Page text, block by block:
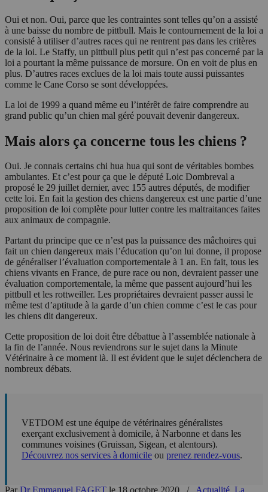
Oui et non. Oui, parce que les contraintes sont telles qu’on a assisté
à une baisse du nombre de pittbull. Mais le contournement de la loi a
consisté à utiliser d’autres races qui ne rentrent pas dans les critères
de la loi. Le Staffy, un pittbull plus petit qui n’est pas concerné par la
loi a pourtant la même puissance de morsure. On en voit de plus en
plus. D’autres races exclues de la loi mais toute aussi puissantes
comme le Cane Corso se sont développées.
La loi de 1999 a quand même eu l’intérêt de faire comprendre au
grand public qu’un chien mal géré pouvait devenir dangereux.
Mais alors ça concerne tous les chiens ?
Oui. Je connais certains chi hua hua qui sont de véritables bombes
ambulantes. Et c’est pour ça que le député Loic Dombreval a
proposé le 29 juillet dernier, avec 155 autres députés, de modifier
cette loi. En fait la gestion des chiens dangereux est une partie d’une
proposition de loi complète pour lutter contre les maltraitances faites
aux animaux de compagnie.
Partant du principe que ce n’est pas la puissance des mâchoires qui
fait un chien dangereux mais l’éducation qu’on lui donne, il propose
de généraliser l’évaluation comportementale à 1 an. En fait, tous les
chiens vivants en France, de pure race ou non, devraient passer une
évaluation comportementale, la même que passent aujourd’hui les
pittbull et les rottweiller. Les propriétaires devraient passer aussi le
même test d’aptitude à la garde d’un chien comme c’est le cas pour
les chiens dit dangereux.
Cette proposition de loi doit être débattue à l’assemblée nationale à
la fin de l’année. Nous reviendrons sur le sujet dans la Minute
Vétérinaire à ce moment là. Il est évident que le sujet déclenchera de
nombreux débats.
VETDOM est une équipe de vétérinaires généralistes
exerçant exclusivement à domicile, à Narbonne et dans les
communes voisines (Gruissan, Sigean, et alentours).
Découvrez nos services à domicile ou prenez rendez-vous.